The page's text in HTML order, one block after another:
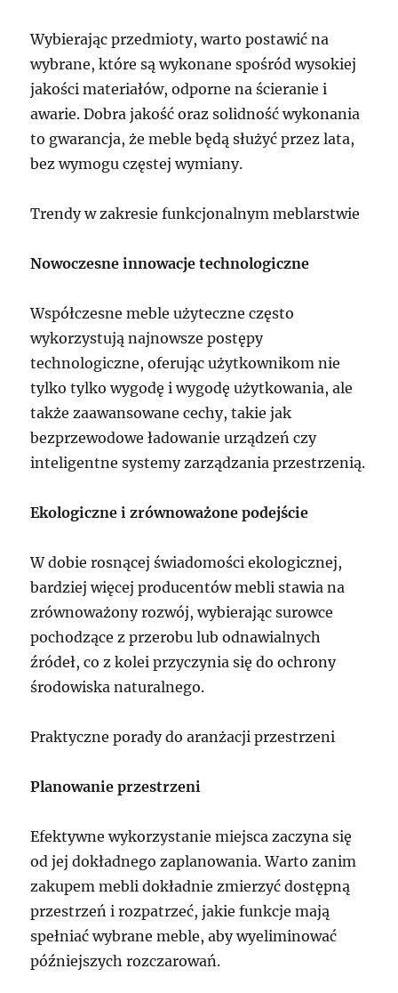
Wybierając przedmioty, warto postawić na
wybrane, które są wykonane spośród wysokiej
jakości materiałów, odporne na ścieranie i
awarie. Dobra jakość oraz solidność wykonania
to gwarancja, że meble będą służyć przez lata,
bez wymogu częstej wymiany.
Trendy w zakresie funkcjonalnym meblarstwie
Nowoczesne innowacje technologiczne
Współczesne meble użyteczne często
wykorzystują najnowsze postępy
technologiczne, oferując użytkownikom nie
tylko tylko wygodę i wygodę użytkowania, ale
także zaawansowane cechy, takie jak
bezprzewodowe ładowanie urządzeń czy
inteligentne systemy zarządzania przestrzenią.
Ekologiczne i zrównoważone podejście
W dobie rosnącej świadomości ekologicznej,
bardziej więcej producentów mebli stawia na
zrównoważony rozwój, wybierając surowce
pochodzące z przerobu lub odnawialnych
źródeł, co z kolei przyczynia się do ochrony
środowiska naturalnego.
Praktyczne porady do aranżacji przestrzeni
Planowanie przestrzeni
Efektywne wykorzystanie miejsca zaczyna się
od jej dokładnego zaplanowania. Warto zanim
zakupem mebli dokładnie zmierzyć dostępną
przestrzeń i rozpatrzeć, jakie funkcje mają
spełniać wybrane meble, aby wyeliminować
późniejszych rozczarowań.